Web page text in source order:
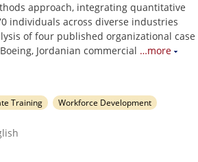
approach, integrating quantitative
individuals across diverse industries
of four published organizational case
Jordanian commercial …more
Training Workforce Development